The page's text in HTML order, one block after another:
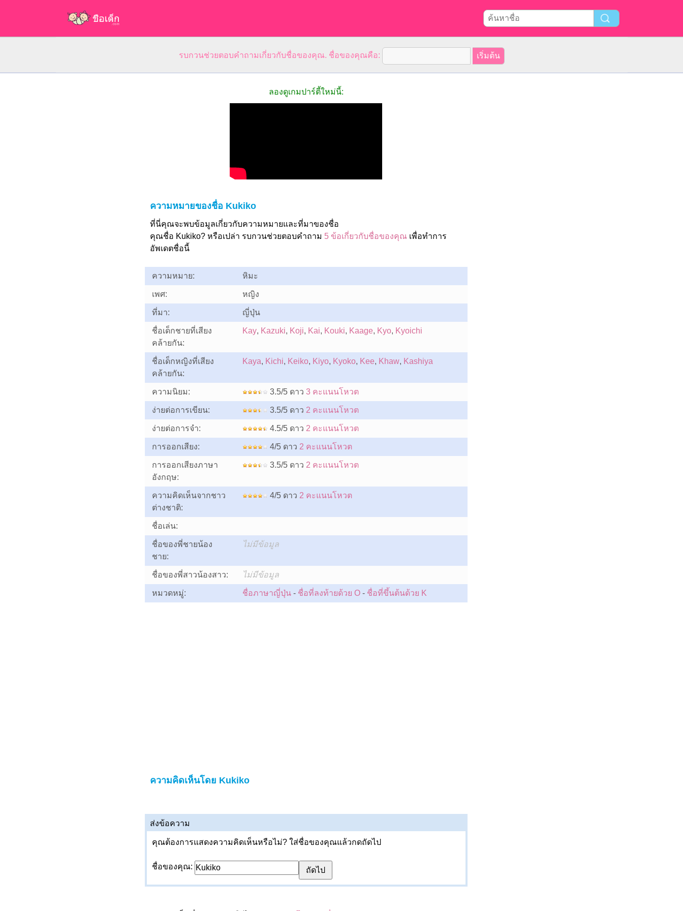
รบกวนช่วยตอบคำถามเกี่ยวกับชื่อของคุณ. ชื่อของคุณคือ:
ลองดูเกมปาร์ตี้ใหม่นี้:
ความหมายของชื่อ Kukiko
ที่นี่คุณจะพบข้อมูลเกี่ยวกับความหมายและที่มาของชื่อ
คุณชื่อ Kukiko? หรือเปล่า รบกวนช่วยตอบคำถาม 5 ข้อเกี่ยวกับชื่อของคุณเพื่อทำการ
อัพเดตชื่อนี้
ความหมาย: หิมะ
เพศ: หญิง
ที่มา: ญี่ปุ่น
ชื่อเด็กชายที่เสียง
คล้ายกัน:
Kay, Kazuki, Koji, Kai, Kouki, Kaage, Kyo, Kyoichi
ชื่อเด็กหญิงที่เสียง
คล้ายกัน:
Kaya, Kichi, Keiko, Kiyo, Kyoko, Kee, Khaw, Kashiya
ความนิยม: 3.5/5 ดาว 3 คะแนนโหวต
ง่ายต่อการเขียน: 3.5/5 ดาว 2 คะแนนโหวต
ง่ายต่อการจำ: 4.5/5 ดาว 2 คะแนนโหวต
การออกเสียง: 4/5 ดาว 2 คะแนนโหวต
การออกเสียงภาษา
อังกฤษ:
3.5/5 ดาว 2 คะแนนโหวต
ความคิดเห็นจากชาว
ต่างชาติ:
4/5 ดาว 2 คะแนนโหวต
ชื่อเล่น:
ชื่อของพี่ชายน้อง
ชาย:
ไม่มีข้อมูล
ชื่อของพี่สาวน้องสาว: ไม่มีข้อมูล
หมวดหมู่: ชื่อภาษาญี่ปุ่น- ชื่อที่ลงท้ายด้วย O- ชื่อที่ขึ้นต้นด้วย K
ความคิดเห็นโดย Kukiko
ส่งข้อความ
คุณต้องการแสดงความคิดเห็นหรือไม่? ใส่ชื่อของคุณแล้วกดถัดไป
ชื่อของคุณ: